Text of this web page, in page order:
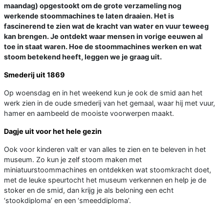
maandag) opgestookt om de grote verzameling nog
werkende stoommachines te laten draaien. Het is
fascinerend te zien wat de kracht van water en vuur teweeg
kan brengen. Je ontdekt waar mensen in vorige eeuwen al
toe in staat waren. Hoe de stoommachines werken en wat
stoom betekend heeft, leggen we je graag uit.
Smederij uit 1869
Op woensdag en in het weekend kun je ook de smid aan het
werk zien in de oude smederij van het gemaal, waar hij met vuur,
hamer en aambeeld de mooiste voorwerpen maakt.
Dagje uit voor het hele gezin
Ook voor kinderen valt er van alles te zien en te beleven in het
museum. Zo kun je zelf stoom maken met
miniatuurstoommachines en ontdekken wat stoomkracht doet,
met de leuke speurtocht het museum verkennen en help je de
stoker en de smid, dan krijg je als beloning een echt
‘stookdiploma’ en een ‘smeeddiploma’.